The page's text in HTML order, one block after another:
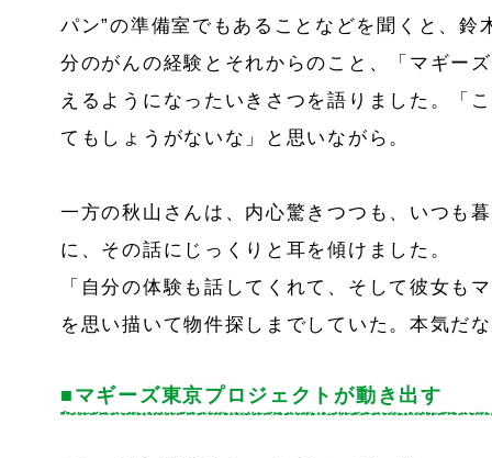
パン”の準備室でもあることなどを聞くと、鈴
分のがんの経験とそれからのこと、「マギー
えるようになったいきさつを語りました。「
てもしょうがないな」と思いながら。
一方の秋山さんは、内心驚きつつも、いつも
に、その話にじっくりと耳を傾けました。
「自分の体験も話してくれて、そして彼女も
を思い描いて物件探しまでしていた。本気だ
■マギーズ東京プロジェクトが動き出す